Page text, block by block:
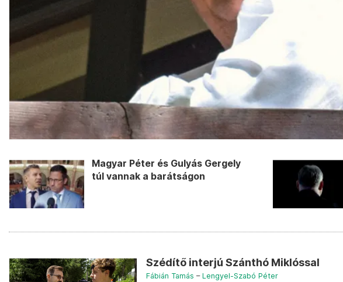
Magyar Péter és Gulyás Gergely
túl vannak a barátságon
Szédítő interjú Szánthó Miklóssal
Fábián Tamás – Lengyel-Szabó Péter